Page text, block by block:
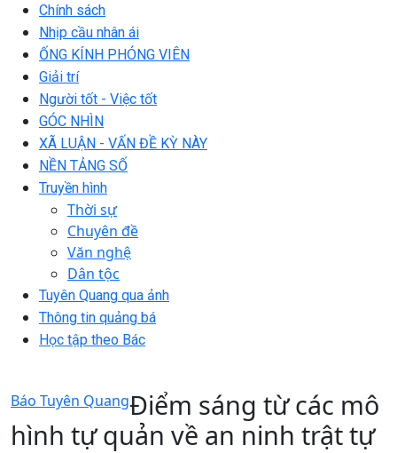
Chính sách
Nhịp cầu nhân ái
ỐNG KÍNH PHÓNG VIÊN
Giải trí
Người tốt - Việc tốt
GÓC NHÌN
XÃ LUẬN - VẤN ĐỀ KỲ NÀY
NỀN TẢNG SỐ
Truyền hình
Thời sự
Chuyên đề
Văn nghệ
Dân tộc
Tuyên Quang qua ảnh
Thông tin quảng bá
Học tập theo Bác
Báo Tuyên QuangĐiểm sáng từ các mô
hình tự quản về an ninh trật tự